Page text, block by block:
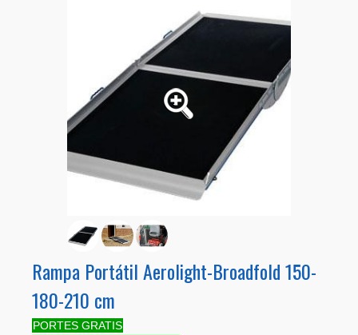
Rampa Portátil Aerolight-Broadfold 150-
180-210 cm
PORTES GRATIS